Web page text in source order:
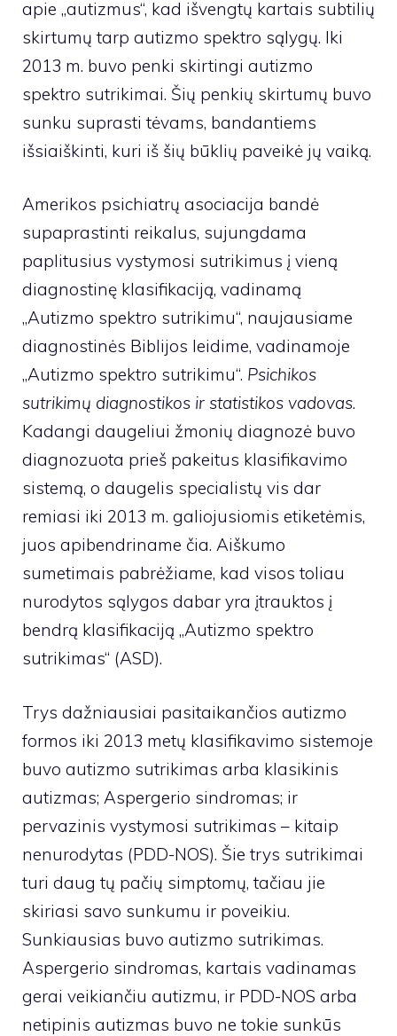
apie „autizmus“, kad išvengtų kartais subtilių
skirtumų tarp autizmo spektro sąlygų. Iki
2013 m. buvo penki skirtingi autizmo
spektro sutrikimai. Šių penkių skirtumų buvo
sunku suprasti tėvams, bandantiems
išsiaiškinti, kuri iš šių būklių paveikė jų vaiką.
Amerikos psichiatrų asociacija bandė
supaprastinti reikalus, sujungdama
paplitusius vystymosi sutrikimus į vieną
diagnostinę klasifikaciją, vadinamą
„Autizmo spektro sutrikimu“, naujausiame
diagnostinės Biblijos leidime, vadinamoje
„Autizmo spektro sutrikimu“. Psichikos
sutrikimų diagnostikos ir statistikos vadovas.
Kadangi daugeliui žmonių diagnozė buvo
diagnozuota prieš pakeitus klasifikavimo
sistemą, o daugelis specialistų vis dar
remiasi iki 2013 m. galiojusiomis etiketėmis,
juos apibendriname čia. Aiškumo
sumetimais pabrėžiame, kad visos toliau
nurodytos sąlygos dabar yra įtrauktos į
bendrą klasifikaciją „Autizmo spektro
sutrikimas“ (ASD).
Trys dažniausiai pasitaikančios autizmo
formos iki 2013 metų klasifikavimo sistemoje
buvo autizmo sutrikimas arba klasikinis
autizmas; Aspergerio sindromas; ir
pervazinis vystymosi sutrikimas – kitaip
nenurodytas (PDD-NOS). Šie trys sutrikimai
turi daug tų pačių simptomų, tačiau jie
skiriasi savo sunkumu ir poveikiu.
Sunkiausias buvo autizmo sutrikimas.
Aspergerio sindromas, kartais vadinamas
gerai veikiančiu autizmu, ir PDD-NOS arba
netipinis autizmas buvo ne tokie sunkūs